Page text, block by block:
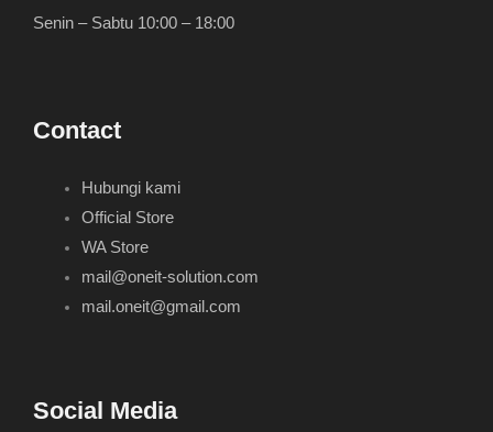
Senin – Sabtu 10:00 – 18:00
Contact
Hubungi kami
Official Store
WA Store
mail@oneit-solution.com
mail.oneit@gmail.com
Social Media